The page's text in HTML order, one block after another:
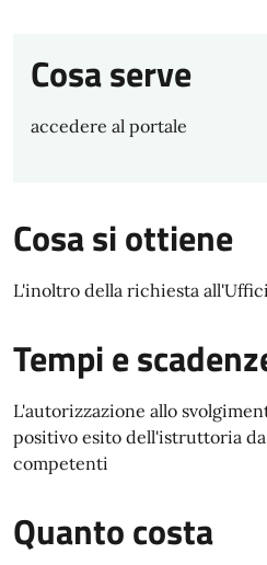
Cosa serve
accedere al portale
Cosa si ottiene
L'inoltro della richiesta
Tempi e
L'autorizzazione allo
positivo esito dell'istruttoria
competenti
Quanto costa